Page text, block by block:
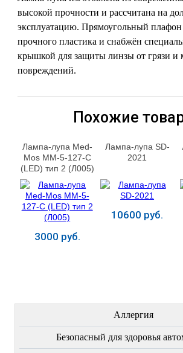
высокой прочности и рассчитана на
эксплуатацию. Прямоугольный
прочного пластика и снабжён
крышкой для защиты линзы от грязи и
повреждений.
Похожие
Лампа-лупа Med-
Mos ММ-5-127-С
(LED) тип 2 (Л005)
3000 руб.
Лампа-лупа SD-
2021
10600 руб.
Аллергия
Безопасный для здоровья